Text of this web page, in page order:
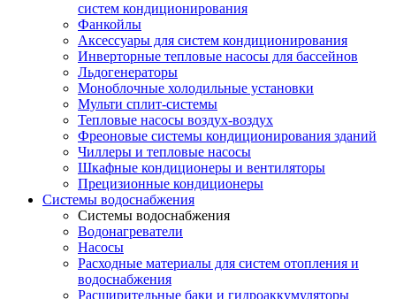
систем кондиционирования
Фанкойлы
Аксессуары для систем кондиционирования
Инверторные тепловые насосы для бассейнов
Льдогенераторы
Моноблочные холодильные установки
Мульти сплит-системы
Тепловые насосы воздух-воздух
Фреоновые системы кондиционирования зданий
Чиллеры и тепловые насосы
Шкафные кондиционеры и вентиляторы
Прецизионные кондиционеры
Системы водоснабжения
Системы водоснабжения
Водонагреватели
Насосы
Расходные материалы для систем отопления и
водоснабжения
Расширительные баки и гидроаккумуляторы